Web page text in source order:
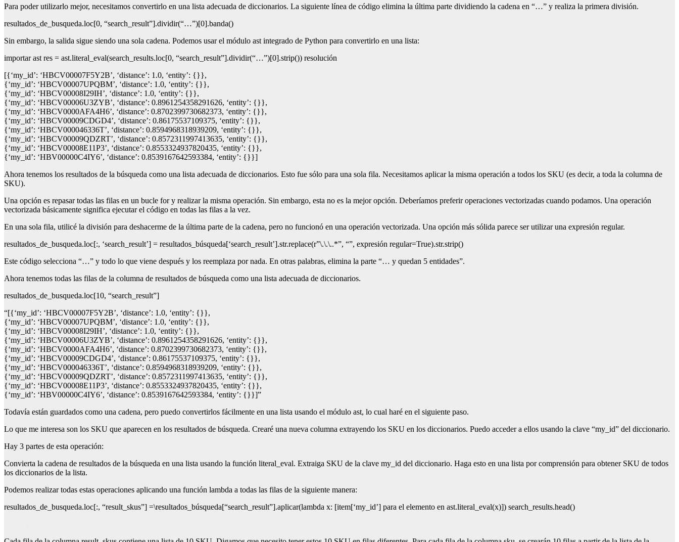
Para poder utilizarlo mejor, necesitamos convertirlo en una lista adecuada de diccionarios. La siguiente línea de código elimina la última parte dividiendo la cadena en “…” y realiza la primera división.
resultados_de_busqueda.loc[0, “search_result”].dividir(“…”)[0].banda()
Sin embargo, la salida sigue siendo una sola cadena. Podemos usar el módulo ast integrado de Python para convertirlo en una lista:
importar ast res = ast.literal_eval(search_results.loc[0, “search_result”].dividir(“…”)[0].strip()) resolución
[{‘my_id’: ‘HBCV00007F5Y2B’, ‘distance’: 1.0, ‘entity’: {}},
{‘my_id’: ‘HBCV00007UPQBM’, ‘distance’: 1.0, ‘entity’: {}},
{‘my_id’: ‘HBCV00008I29IH’, ‘distance’: 1.0, ‘entity’: {}},
{‘my_id’: ‘HBCV00006U3ZYB’, ‘distance’: 0.8961254358291626, ‘entity’: {}},
{‘my_id’: ‘HBCV0000AFA4H6’, ‘distance’: 0.8702399730682373, ‘entity’: {}},
{‘my_id’: ‘HBCV00009CDGD4’, ‘distance’: 0.86175537109375, ‘entity’: {}},
{‘my_id’: ‘HBCV000046336T’, ‘distance’: 0.8594968318939209, ‘entity’: {}},
{‘my_id’: ‘HBCV00009QDZRT’, ‘distance’: 0.8572311997413635, ‘entity’: {}},
{‘my_id’: ‘HBCV00008E11P3’, ‘distance’: 0.8553324937820435, ‘entity’: {}},
{‘my_id’: ‘HBV00000C4IY6’, ‘distance’: 0.8539167642593384, ‘entity’: {}}]
Ahora tenemos los resultados de la búsqueda como una lista adecuada de diccionarios. Esto fue sólo para una sola fila. Necesitamos aplicar la misma operación a todos los SKU (es decir, a toda la columna de
SKU).
Una opción es repasar todas las filas en un bucle for y realizar la misma operación. Sin embargo, esta no es la mejor opción. Deberíamos preferir operaciones vectorizadas cuando podamos. Una operación
vectorizada básicamente significa ejecutar el código en todas las filas a la vez.
En una sola fila, utilicé la división para deshacerme de la última parte de la cadena, pero no funcionó en una operación vectorizada. Una opción más sólida parece ser utilizar una expresión regular.
resultados_de_busqueda.loc[:, ‘search_result’] = resultados_búsqueda[‘search_result’].str.replace(r”\.\.\..*”, “”, expresión regular=True).str.strip()
Este código selecciona “…” y todo lo que viene después y los reemplaza por nada. En otras palabras, elimina la parte “… y quedan 5 entidades”.
Ahora tenemos todas las filas de la columna de resultados de búsqueda como una lista adecuada de diccionarios.
resultados_de_busqueda.loc[10, “search_result”]
“[{‘my_id’: ‘HBCV00007F5Y2B’, ‘distance’: 1.0, ‘entity’: {}},
{‘my_id’: ‘HBCV00007UPQBM’, ‘distance’: 1.0, ‘entity’: {}},
{‘my_id’: ‘HBCV00008I29IH’, ‘distance’: 1.0, ‘entity’: {}},
{‘my_id’: ‘HBCV00006U3ZYB’, ‘distance’: 0.8961254358291626, ‘entity’: {}},
{‘my_id’: ‘HBCV0000AFA4H6’, ‘distance’: 0.8702399730682373, ‘entity’: {}},
{‘my_id’: ‘HBCV00009CDGD4’, ‘distance’: 0.86175537109375, ‘entity’: {}},
{‘my_id’: ‘HBCV000046336T’, ‘distance’: 0.8594968318939209, ‘entity’: {}},
{‘my_id’: ‘HBCV00009QDZRT’, ‘distance’: 0.8572311997413635, ‘entity’: {}},
{‘my_id’: ‘HBCV00008E11P3’, ‘distance’: 0.8553324937820435, ‘entity’: {}},
{‘my_id’: ‘HBV00000C4IY6’, ‘distance’: 0.8539167642593384, ‘entity’: {}}]”
Todavía están guardados como una cadena, pero puedo convertirlos fácilmente en una lista usando el módulo ast, lo cual haré en el siguiente paso.
Lo que me interesa son los SKU que aparecen en los resultados de búsqueda. Crearé una nueva columna extrayendo los SKU en los diccionarios. Puedo acceder a ellos usando la clave “my_id” del diccionario.
Hay 3 partes de esta operación:
Convierta la cadena de resultados de la búsqueda en una lista usando la función literal_eval. Extraiga SKU de la clave my_id del diccionario. Haga esto en una lista por comprensión para obtener SKU de todos
los diccionarios de la lista.
Podemos realizar todas estas operaciones aplicando una función lambda a todas las filas de la siguiente manera:
resultados_de_busqueda.loc[:, “result_skus”] =\resultados_búsqueda[“search_result”].aplicar(lambda x: [item[‘my_id’] para el elemento en ast.literal_eval(x)]) search_results.head()